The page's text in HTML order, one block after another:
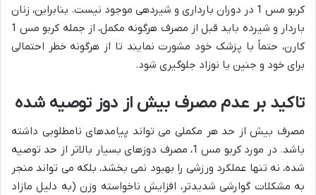
کربو مس 1 در دوران بارداری و شیردهی موجود نیست. بنابراین، زنان
باردار و شیرده باید قبل از مصرف هرگونه مکمل، از جمله کربو مس 1
کارن، حتماً با پزشک خود مشورت نمایند تا از هرگونه خطر احتمالی
برای خود و جنین یا نوزاد جلوگیری شود.
تاکید بر عدم مصرف بیش از دوز توصیه شده
مصرف بیش از حد هر مکملی می تواند پیامدهای نامطلوبی داشته
باشد. در مورد کربو مس 1، مصرف دوزهای بسیار بالاتر از حد توصیه
شده، نه تنها عملکرد ورزشی را بهبود نمی بخشد، بلکه می تواند منجر
به مشکلات گوارشی شدیدتر، افزایش ناخواسته وزن (به دلیل مازاد